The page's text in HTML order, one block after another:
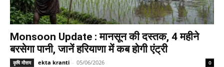
Monsoon Update : मानसून की दस्तक, 4 महीने
बरसेगा पानी, जानें हरियाणा में कब होगी एंट्री
कृषि मौसम ekta kranti - 05/06/2026 0